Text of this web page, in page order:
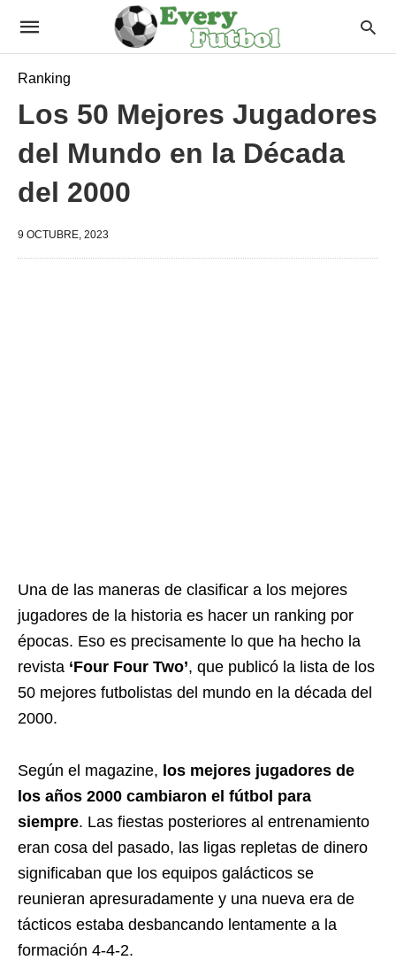
Ranking
Los 50 Mejores Jugadores
del Mundo en la Década
del 2000
9 OCTUBRE, 2023
Una de las maneras de clasificar a los mejores
jugadores de la historia es hacer un ranking por
épocas. Eso es precisamente lo que ha hecho la
revista ‘Four Four Two’, que publicó la lista de los
50 mejores futbolistas del mundo en la década del
2000.
Según el magazine, los mejores jugadores de
los años 2000 cambiaron el fútbol para
siempre. Las fiestas posteriores al entrenamiento
eran cosa del pasado, las ligas repletas de dinero
significaban que los equipos galácticos se
reunieran apresuradamente y una nueva era de
tácticos estaba desbancando lentamente a la
formación 4-4-2.